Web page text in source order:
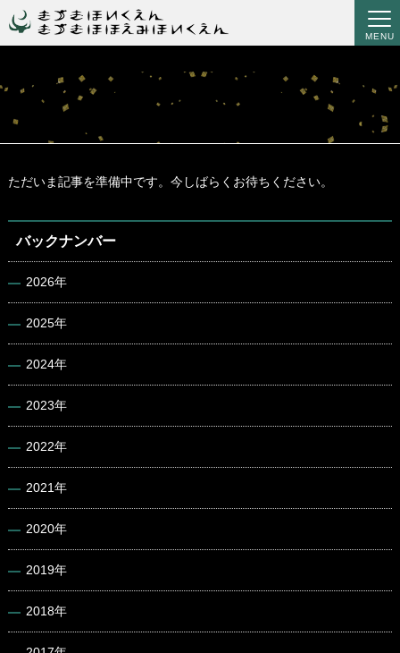
MENU
ただいま記事を準備中です。今しばらくお待ちください。
バックナンバー
2026年
2025年
2024年
2023年
2022年
2021年
2020年
2019年
2018年